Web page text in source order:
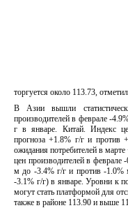
торгуется около 113.73,
В Азии вышли
производителей в феврале -
г в январе. Китай. Индекс
прогноза +1.8% г/г и против
ожидания потребителей в
цен производителей в
м до -3.4% г/г и против -
-3.1% г/г) в январе. Уровни к
могут стать платформой для
также в районе 113.90 и выше